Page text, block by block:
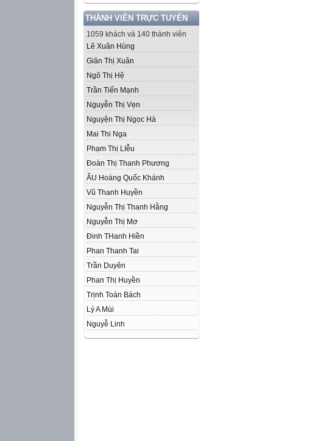
THÀNH VIÊN TRỰC TUYẾN
1059 khách và 140 thành viên
Lê Xuân Hùng
Giản Thị Xuân
Ngô Thị Hệ
Trần Tiến Mạnh
Nguyễn Thị Vẹn
Nguyện Thị Ngọc Hà
Mai Thi Nga
Phạm Thị LIễu
Đoàn Thị Thanh Phương
ÂU Hoàng Quốc Khánh
Vũ Thanh Huyền
Nguyễn Thị Thanh Hằng
Nguyễn Thị Mơ
Đinh THanh Hiền
Phan Thanh Tai
Trần Duyên
Phan Thị Huyền
Trịnh Toàn Bách
Lý A Mùi
Nguyễ Linh